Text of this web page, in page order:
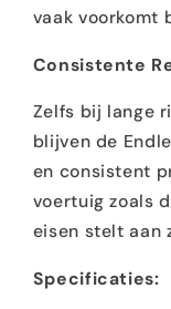
vaak voorkomt
Consistente
Zelfs bij lange
blijven de
en consistent
voertuig zoals
eisen stelt aan
Specificaties: